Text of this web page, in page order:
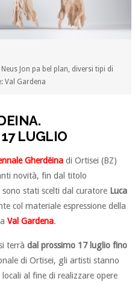
Jon pa bel plan, diversi tipi di
Val Gardena
LUGLIO
Gherdëina di Ortisei (BZ)
novità, fin dal titolo
stati scelti dal curatore Luca
col materiale espressione della
Val Gardena.
si terràdal prossimo 17 luglio fino
di Ortisei, gli artisti stanno
al fine di realizzare opere